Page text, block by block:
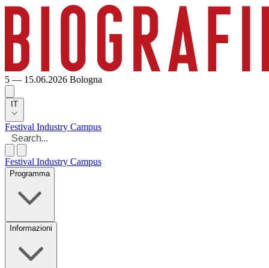
5 — 15.06.2026 Bologna
IT
Festival Industry Campus
Festival Industry Campus
Programma
Informazioni